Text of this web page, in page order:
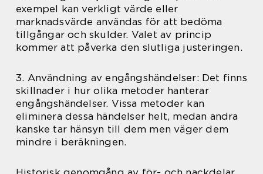
exempel kan verkligt värde eller
marknadsvärde användas för att bedöma
tillgångar och skulder. Valet av princip
kommer att påverka den slutliga justeringen.
3. Användning av engångshändelser: Det finns
skillnader i hur olika metoder hanterar
engångshändelser. Vissa metoder kan
eliminera dessa händelser helt, medan andra
kanske tar hänsyn till dem men väger dem
mindre i beräkningen.